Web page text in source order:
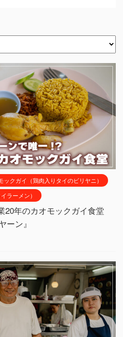
ックガイ（鶏肉入りタイのビリヤニ）
ラーメン）
20年のカオモックガイ食堂
ーン』